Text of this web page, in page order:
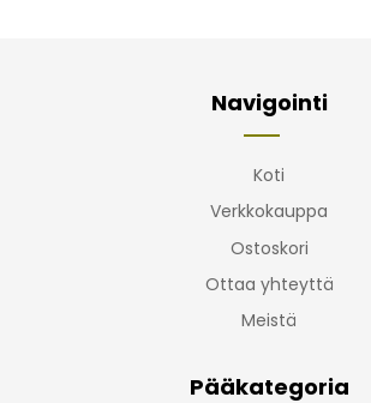
Navigointi
Koti
Verkkokauppa
Ostoskori
Ottaa yhteyttä
Meistä
Pääkategoria